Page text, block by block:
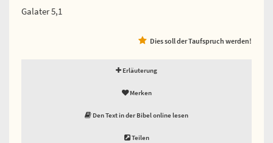
Galater 5,1
Dies soll der Taufspruch werden!
Erläuterung
Merken
Den Text in der Bibel online lesen
Teilen